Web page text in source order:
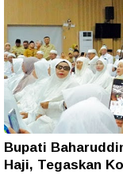
Bupati
Haji, Tegaskan